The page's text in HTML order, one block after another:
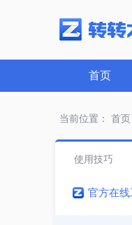
首页
当前位置： 首页
使用技巧
官方在